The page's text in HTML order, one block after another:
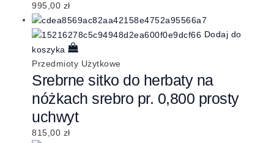
995,00 zł
Dodaj do
koszyka
Przedmioty Użytkowe
Srebrne sitko do herbaty na
nóżkach srebro pr. 0,800 prosty
uchwyt
815,00 zł